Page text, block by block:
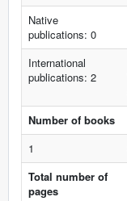
Native
publications: 0
International
publications: 2
Number of books
1
Total number of
pages